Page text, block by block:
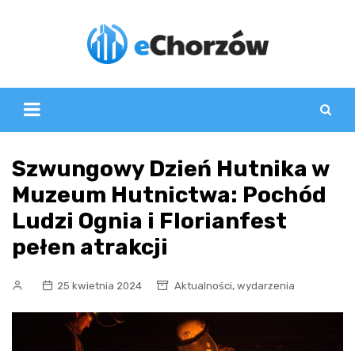
Szwungowy Dzień Hutnika w
Muzeum Hutnictwa: Pochód
Ludzi Ognia i Florianfest
pełen atrakcji
25 kwietnia 2024 Aktualności, wydarzenia